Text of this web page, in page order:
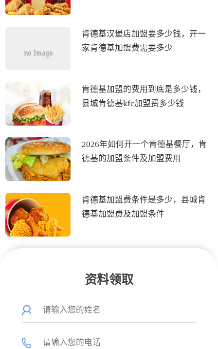
肯德基汉堡店加盟要多少钱，开一
家肯德基加盟费需要多少
肯德基加盟的费用到底是多少钱，
县城肯德基kfc加盟费多少钱
2026年如何开一个肯德基餐厅，肯
德基的加盟条件及加盟费用
肯德基加盟费条件是多少，县城肯
德基加盟费及加盟条件
资料领取